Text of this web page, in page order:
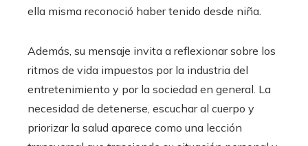
ella misma reconoció haber tenido desde niña.
Además, su mensaje invita a reflexionar sobre los
ritmos de vida impuestos por la industria del
entretenimiento y por la sociedad en general. La
necesidad de detenerse, escuchar al cuerpo y
priorizar la salud aparece como una lección